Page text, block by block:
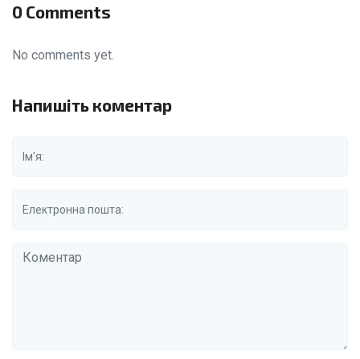
0 Comments
No comments yet.
Напишіть коментар